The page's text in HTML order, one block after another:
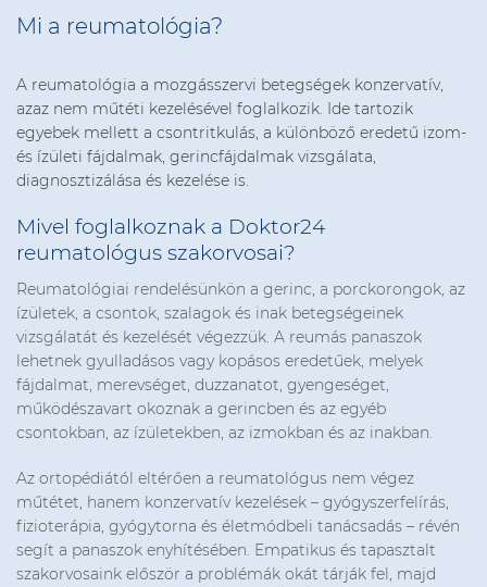
Mi a reumatológia?
A reumatológia a mozgásszervi betegségek konzervatív,
azaz nem műtéti kezelésével foglalkozik. Ide tartozik
egyebek mellett a csontritkulás, a különböző eredetű izom-
és ízületi fájdalmak, gerincfájdalmak vizsgálata,
diagnosztizálása és kezelése is.
Mivel foglalkoznak a Doktor24
reumatológus szakorvosai?
Reumatológiai rendelésünkön a gerinc, a porckorongok, az
ízületek, a csontok, szalagok és inak betegségeinek
vizsgálatát és kezelését végezzük. A reumás panaszok
lehetnek gyulladásos vagy kopásos eredetűek, melyek
fájdalmat, merevséget, duzzanatot, gyengeséget,
működészavart okoznak a gerincben és az egyéb
csontokban, az ízületekben, az izmokban és az inakban.
Az ortopédiától eltérően a reumatológus nem végez
műtétet, hanem konzervatív kezelések – gyógyszerfelírás,
fizioterápia, gyógytorna és életmódbeli tanácsadás – révén
segít a panaszok enyhítésében. Empatikus és tapasztalt
szakorvosaink először a problémák okát tárják fel, majd